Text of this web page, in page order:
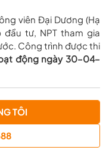
viên Đại Dương (Hạ
đầu tư, NPT tham gia
Công trình được thi
động ngày 30–04–
TÔI